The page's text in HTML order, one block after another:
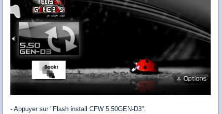
- Appuyer sur "Flash install CFW 5.50GEN-D3".